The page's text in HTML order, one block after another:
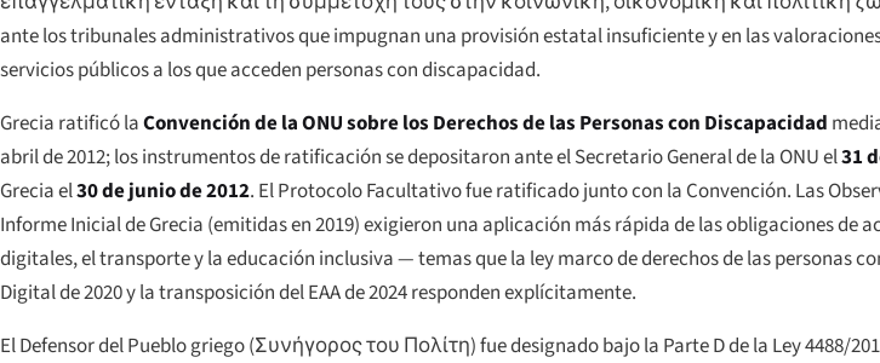
ante los tribunales administrativos que impugnan una provisión estatal insuficiente y en las
servicios públicos a los que acceden personas con discapacidad.
Grecia ratificó laConvención de la ONU sobre los Derechos de las Personas con Discapacidad
abril de 2012; los instrumentos de ratificación se depositaron ante el Secretario General de la ONU el31
Grecia el30 de junio de 2012. El Protocolo Facultativo fue ratificado junto con la Convención. Las
Informe Inicial de Grecia (emitidas en 2019) exigieron una aplicación más rápida de las obligaciones de
digitales, el transporte y la educación inclusiva — temas que la ley marco de derechos de las personas
Digital de 2020 y la transposición del EAA de 2024 responden explícitamente.
El Defensor del Pueblo griego (Συνήγορος του Πολίτη) fue designado bajo la Parte D de la Ley 4488/